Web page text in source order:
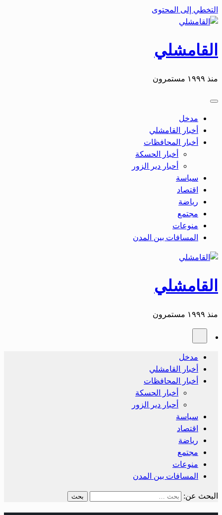
التخطي إلى المحتوى
القامشلي
منذ ١٩٩٩ مستمرون
مدخل
أخبار القامشلي
أخبار المحافظات
أخبار الحسكة
أحبار دير الزور
سياسة
اقتصاد
رياضة
مجتمع
منوعات
المسافات بين المدن
القامشلي
منذ ١٩٩٩ مستمرون
مدخل
أخبار القامشلي
أخبار المحافظات
أخبار الحسكة
أحبار دير الزور
سياسة
اقتصاد
رياضة
مجتمع
منوعات
المسافات بين المدن
البحث عن: